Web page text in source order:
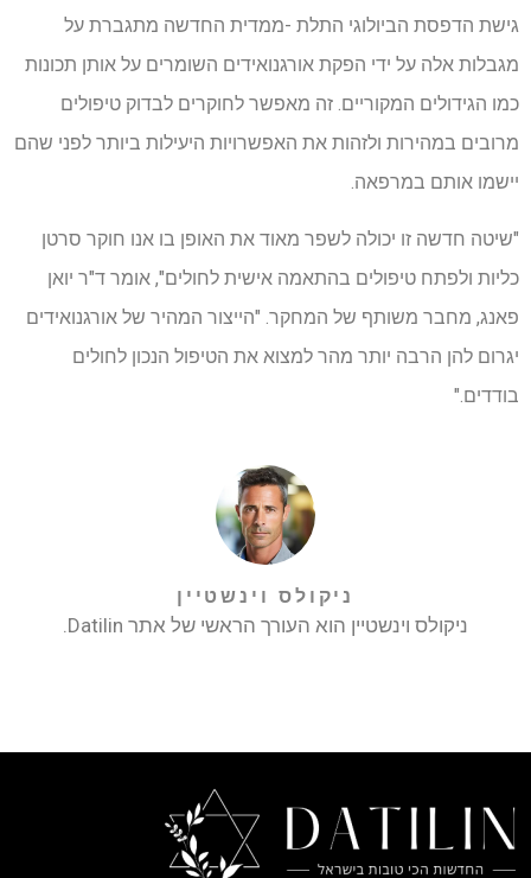
גישת הדפסת הביולוגי התלת -ממדית החדשה מתגברת על
מגבלות אלה על ידי הפקת אורגנואידים השומרים על אותן תכונות
כמו הגידולים המקוריים. זה מאפשר לחוקרים לבדוק טיפולים
מרובים במהירות ולזהות את האפשרויות היעילות ביותר לפני שהם
יישמו אותם במרפאה.
"שיטה חדשה זו יכולה לשפר מאוד את האופן בו אנו חוקר סרטן
כליות ולפתח טיפולים בהתאמה אישית לחולים", אומר ד"ר יואן
פאנג, מחבר משותף של המחקר. "הייצור המהיר של אורגנואידים
יגרום להן הרבה יותר מהר למצוא את הטיפול הנכון לחולים
בודדים."
ניקולס וינשטיין
ניקולס וינשטיין הוא העורך הראשי של אתר Datilin.